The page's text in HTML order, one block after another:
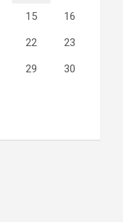
15 16
22 23
29 30